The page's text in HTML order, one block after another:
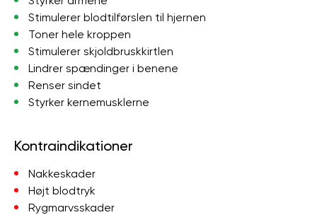
Stimulerer blodtilførslen til hjernen
Toner hele kroppen
Stimulerer skjoldbruskkirtlen
Lindrer spændinger i benene
Renser sindet
Styrker kernemusklerne
Kontraindikationer
Nakkeskader
Højt blodtryk
Rygmarvsskader